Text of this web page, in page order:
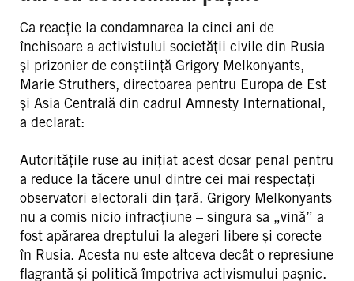
Ca reacție la condamnarea la cinci ani de
închisoare a activistului societății civile din Rusia
și prizonier de conștiință Grigory Melkonyants,
Marie Struthers, directoarea pentru Europa de Est
și Asia Centrală din cadrul Amnesty International,
a declarat:
Autoritățile ruse au inițiat acest dosar penal pentru
a reduce la tăcere unul dintre cei mai respectați
observatori electorali din țară. Grigory Melkonyants
nu a comis nicio infracțiune – singura sa „vină” a
fost apărarea dreptului la alegeri libere și corecte
în Rusia. Acesta nu este altceva decât o represiune
flagrantă și politică împotriva activismului pașnic.